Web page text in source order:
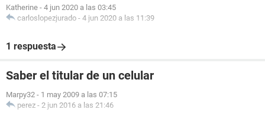
Katherine - 4 jun 2020 a las 03:45
carloslopezjurado - 4 jun 2020 a las 11:39
1 respuesta
Saber el titular de un celular
Marpy32 - 1 may 2009 a las 07:15
perez - 2 jun 2016 a las 21:46